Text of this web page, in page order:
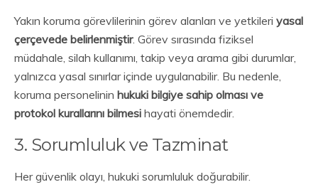
Yakın koruma görevlilerinin görev alanları ve yetkileri yasal
çerçevede belirlenmiştir. Görev sırasında fiziksel
müdahale, silah kullanımı, takip veya arama gibi durumlar,
yalnızca yasal sınırlar içinde uygulanabilir. Bu nedenle,
koruma personelinin hukuki bilgiye sahip olması ve
protokol kurallarını bilmesi hayati önemdedir.
3. Sorumluluk ve Tazminat
Her güvenlik olayı, hukuki sorumluluk doğurabilir.